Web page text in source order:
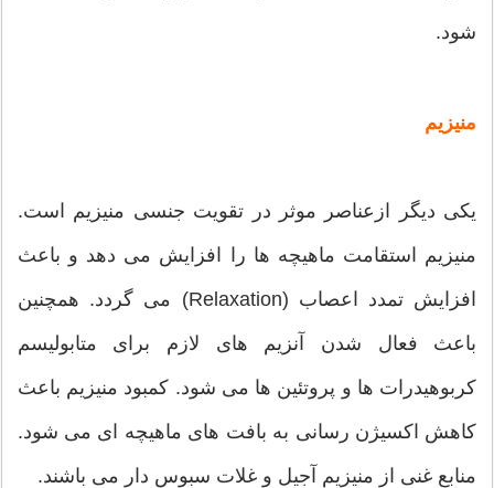
شود.
منیزیم
یکی دیگر ازعناصر موثر در تقویت جنسی منیزیم است.
منیزیم استقامت ماهیچه ها را افزایش می دهد و باعث
افزایش تمدد اعصاب (Relaxation) می گردد. همچنین
باعث فعال شدن آنزیم های لازم برای متابولیسم
کربوهیدرات ها و پروتئین ها می شود. کمبود منیزیم باعث
کاهش اکسیژن رسانی به بافت های ماهیچه ای می شود.
منابع غنی از منیزیم آجیل و غلات سبوس دار می باشند.